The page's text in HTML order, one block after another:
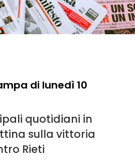
di lunedì 10
quotidiani in
sulla vittoria
Rieti